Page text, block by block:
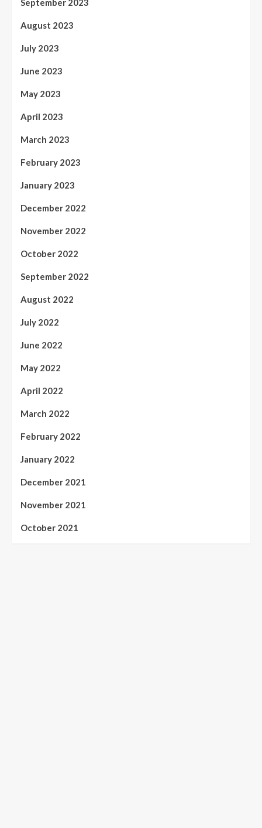
September 2023
August 2023
July 2023
June 2023
May 2023
April 2023
March 2023
February 2023
January 2023
December 2022
November 2022
October 2022
September 2022
August 2022
July 2022
June 2022
May 2022
April 2022
March 2022
February 2022
January 2022
December 2021
November 2021
October 2021